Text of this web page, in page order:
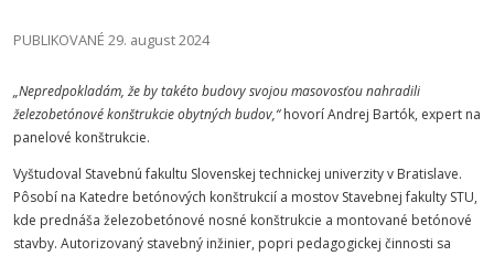
PUBLIKOVANÉ 29. august 2024
„Nepredpokladám, že by takéto budovy svojou masovosťou nahradili
železobetónové konštrukcie obytných budov,“hovorí Andrej Bartók, expert na
panelové konštrukcie.
Vyštudoval Stavebnú fakultu Slovenskej technickej univerzity v Bratislave.
Pôsobí na Katedre betónových konštrukcií a mostov Stavebnej fakulty STU,
kde prednáša železobetónové nosné konštrukcie a montované betónové
stavby. Autorizovaný stavebný inžinier, popri pedagogickej činnosti sa